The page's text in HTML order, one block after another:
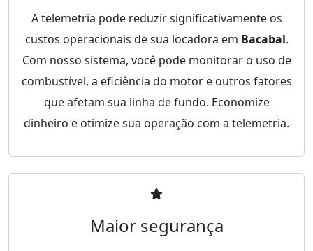
A telemetria pode reduzir significativamente os
custos operacionais de sua locadora em Bacabal.
Com nosso sistema, você pode monitorar o uso de
combustível, a eficiência do motor e outros fatores
que afetam sua linha de fundo. Economize
dinheiro e otimize sua operação com a telemetria.
Maior segurança